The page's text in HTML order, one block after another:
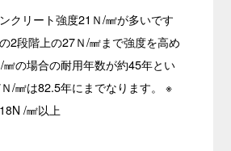
クリート強度21Ｎ/㎟が多いです
2段階上の27Ｎ/㎟まで強度を高め
の場合の耐用年数が約45年とい
/㎟は82.5年にまでなります。 ※
/㎟以上